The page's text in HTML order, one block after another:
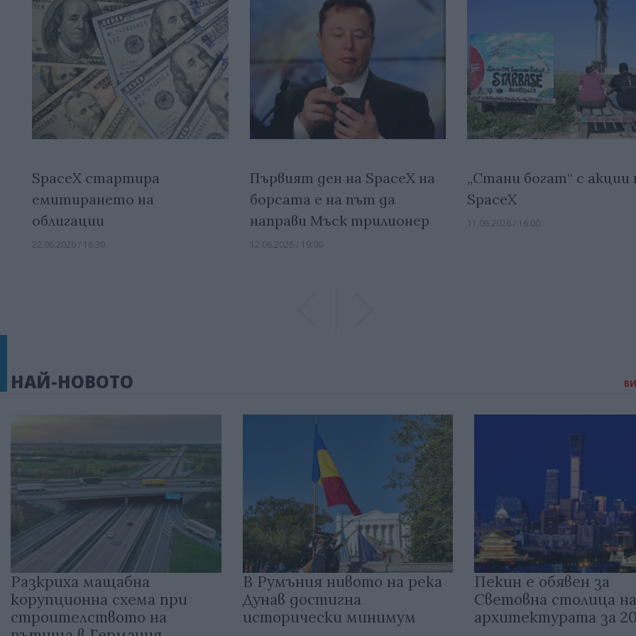
SpaceX стартира
емитирането на
облигации
22.06.2026 / 16:30
Първият ден на SpaceX на
борсата е на път да
направи Мъск трилионер
12.06.2026 / 19:00
„Стани богат“ с акции
SpaceX
11.06.2026 / 16:00
НАЙ-НОВОТО
Разкриха мащабна
корупционна схема при
строителството на
В Румъния нивото на река
Дунав достигна
исторически минимум
Пекин е обявен за
Световна столица
архитектурата за